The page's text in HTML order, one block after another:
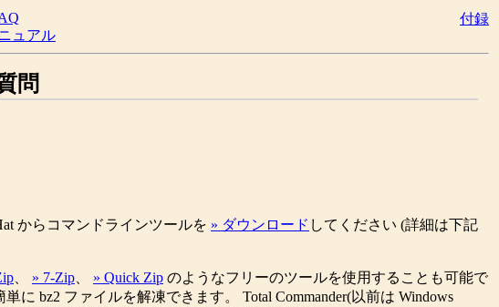
付録
ュアル
問
からコマンドラインツールを » ダウンロード してください (詳細は下記
» 7-Zip » Quick Zip のようなフリーのツールを使用することも可能で
に bz2 ファイルを解凍できます。 Total Commander(以前は Windows